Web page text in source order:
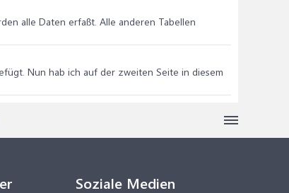
alle Daten erfaßt. Alle anderen Tabellen
Nun hab ich auf der zweiten Seite in diesem
Soziale Medien